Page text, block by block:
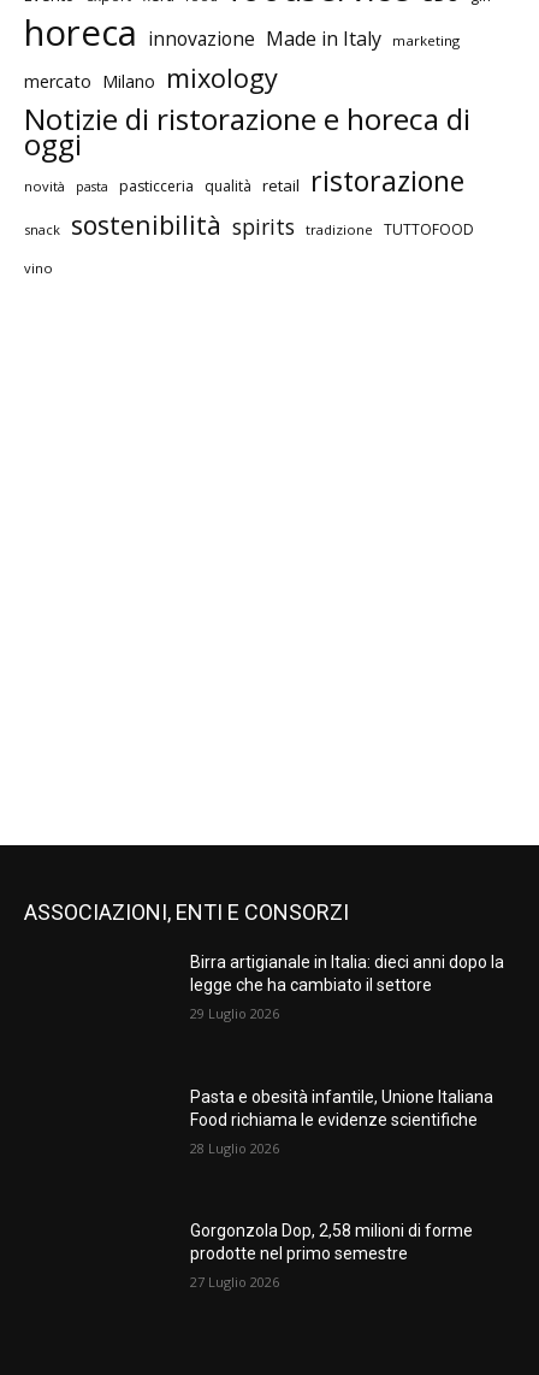
horeca innovazione Made in Italy marketing
mercato Milano mixology
Notizie di ristorazione e horeca di
oggi
novità pasta pasticceria qualità retail ristorazione
snack sostenibilità spirits tradizione TUTTOFOOD
vino
ASSOCIAZIONI, ENTI E CONSORZI
Birra artigianale in Italia: dieci anni dopo la
legge che ha cambiato il settore
29 Luglio 2026
Pasta e obesità infantile, Unione Italiana
Food richiama le evidenze scientifiche
28 Luglio 2026
Gorgonzola Dop, 2,58 milioni di forme
prodotte nel primo semestre
27 Luglio 2026